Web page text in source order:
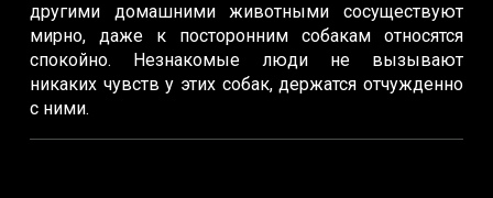
другими домашними животными сосуществуют
мирно, даже к посторонним собакам относятся
спокойно. Незнакомые люди не вызывают
никаких чувств у этих собак, держатся отчужденно
с ними.